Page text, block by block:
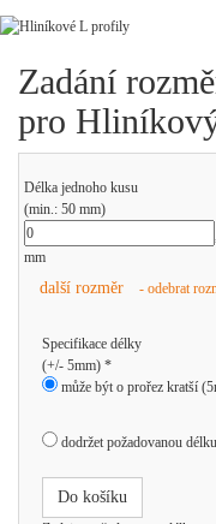
Zadání
pro
Délka jednoho kusu
(min.: 50 mm)
mm
další rozměr - odebrat
Specifikace délky
(+/- 5mm) *
může být o prořez kratší
dodržet požadovanou délku
Do košíku